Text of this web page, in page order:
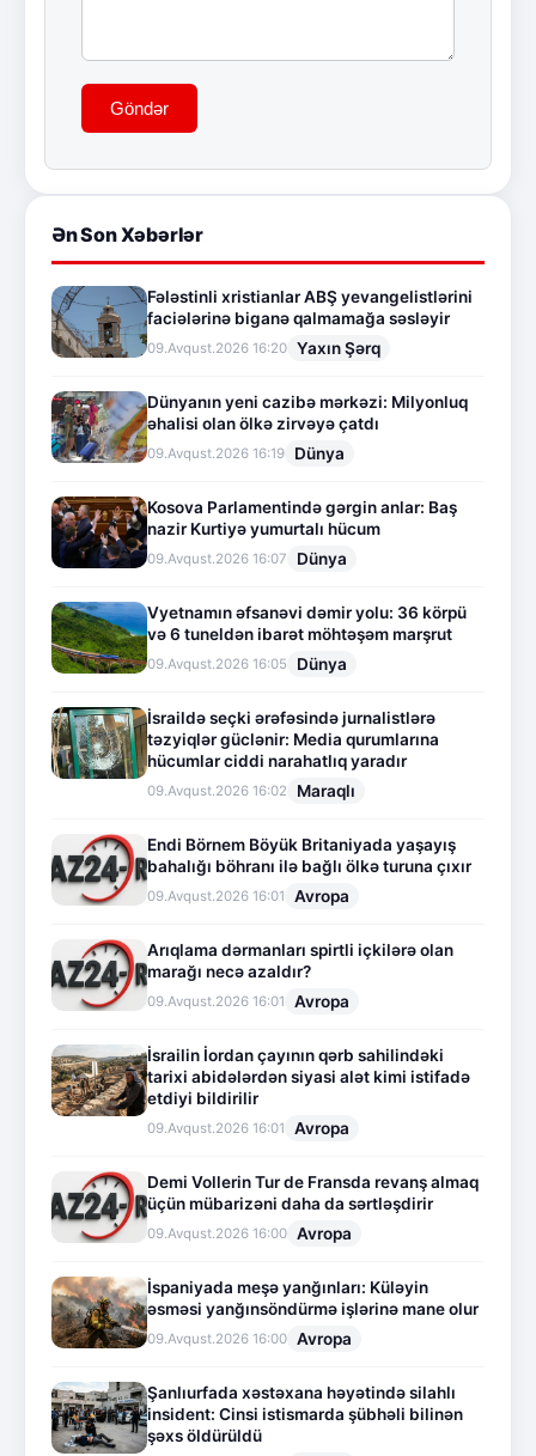
Göndər
Ən Son Xəbərlər
Fələstinli xristianlar ABŞ yevangelistlərini
faciələrinə biganə qalmamağa səsləyir
09.Avqust.2026 16:20 Yaxın Şərq
Dünyanın yeni cazibə mərkəzi: Milyonluq
əhalisi olan ölkə zirvəyə çatdı
09.Avqust.2026 16:19 Dünya
Kosova Parlamentində gərgin anlar: Baş
nazir Kurtiyə yumurtalı hücum
09.Avqust.2026 16:07 Dünya
Vyetnamın əfsanəvi dəmir yolu: 36 körpü
və 6 tuneldən ibarət möhtəşəm marşrut
09.Avqust.2026 16:05 Dünya
İsraildə seçki ərəfəsində jurnalistlərə
təzyiqlər güclənir: Media qurumlarına
hücumlar ciddi narahatlıq yaradır
09.Avqust.2026 16:02 Maraqlı
Endi Börnem Böyük Britaniyada yaşayış
bahalığı böhranı ilə bağlı ölkə turuna çıxır
09.Avqust.2026 16:01 Avropa
Arıqlama dərmanları spirtli içkilərə olan
marağı necə azaldır?
09.Avqust.2026 16:01 Avropa
İsrailin İordan çayının qərb sahilindəki
tarixi abidələrdən siyasi alət kimi istifadə
etdiyi bildirilir
09.Avqust.2026 16:01 Avropa
Demi Vollerin Tur de Fransda revanş almaq
üçün mübarizəni daha da sərtləşdirir
09.Avqust.2026 16:00 Avropa
İspaniyada meşə yanğınları: Küləyin
əsməsi yanğınsöndürmə işlərinə mane olur
09.Avqust.2026 16:00 Avropa
Şanlıurfada xəstəxana həyətində silahlı
insident: Cinsi istismarda şübhəli bilinən
şəxs öldürüldü